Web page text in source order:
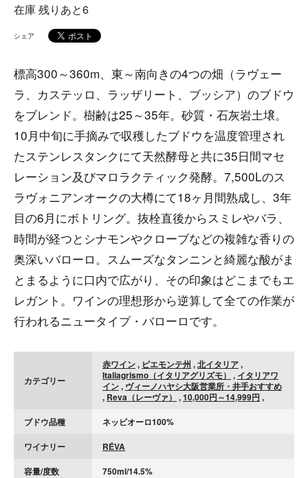
在庫 残りあと6
シェア
標高300～360m、東～南向きの4つの畑（ラヴェー
ラ、カステッロ、ラッザリート、ブッシア）のブドウ
をブレンド。樹齢は25～35年。砂質・石灰岩土壌。
10月中旬に手摘みで収穫したブドウを温度管理され
たステンレスタンクにて天然酵母と共に35日間マセ
レーション及びマロラクティック発酵。7,500Lのス
ラヴォニアンオークの大樽にて18ヶ月間熟成し、3年
目の6月にボトリング。抜栓直後からスミレやバラ、
時間が経つとシナモンやクローブなどの複雑な香りの
奥深いバローロ。スムーズなタンニンと綺麗な酸がま
とまるように口内で広がり、その印象はどこまでもエ
レガント。ワインの理想形から逆算して全ての作業が
行われるニュータイプ・バローロです。
カテゴリー
赤ワイン, ピエモンテ州 ,北イタリア,
Italiagrismo（イタリアグリズモ） , イタリアワ
イン, ヴィーノハヤシ大阪営業所・井手おすすめ
, Reva（レーヴァ） ,10,000円～14,999円 ,
ブドウ品種
ネッビオーロ100%
ワイナリー
RÉVA
容量/度数
750ml/14.5%